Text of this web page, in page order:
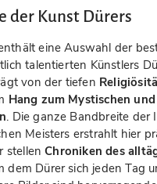
der Kunst Dürers
eine Auswahl der
talentierten Künstlers
von der tiefen
Hang zum Mystischen und
. Die ganze Bandbreite der
Meisters erstrahlt hier
stellenChroniken des
dem Dürer sich jeden Tag